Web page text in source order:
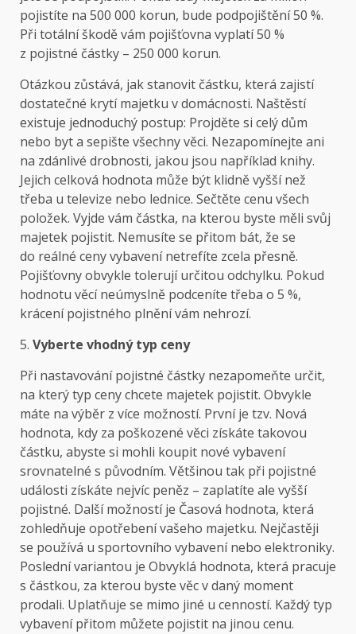
pojistíte na 500 000 korun, bude podpojištění 50 %.
Při totální škodě vám pojišťovna vyplatí 50 %
z pojistné částky – 250 000 korun.
Otázkou zůstává, jak stanovit částku, která zajistí
dostatečné krytí majetku v domácnosti. Naštěstí
existuje jednoduchý postup: Projděte si celý dům
nebo byt a sepište všechny věci. Nezapomínejte ani
na zdánlivé drobnosti, jakou jsou například knihy.
Jejich celková hodnota může být klidně vyšší než
třeba u televize nebo lednice. Sečtěte cenu všech
položek. Vyjde vám částka, na kterou byste měli svůj
majetek pojistit. Nemusíte se přitom bát, že se
do reálné ceny vybavení netrefíte zcela přesně.
Pojišťovny obvykle tolerují určitou odchylku. Pokud
hodnotu věcí neúmyslně podceníte třeba o 5 %,
krácení pojistného plnění vám nehrozí.
5. Vyberte vhodný typ ceny
Při nastavování pojistné částky nezapomeňte určit,
na který typ ceny chcete majetek pojistit. Obvykle
máte na výběr z více možností. První je tzv. Nová
hodnota, kdy za poškozené věci získáte takovou
částku, abyste si mohli koupit nové vybavení
srovnatelné s původním. Většinou tak při pojistné
události získáte nejvíc peněz – zaplatíte ale vyšší
pojistné. Další možností je Časová hodnota, která
zohledňuje opotřebení vašeho majetku. Nejčastěji
se používá u sportovního vybavení nebo elektroniky.
Poslední variantou je Obvyklá hodnota, která pracuje
s částkou, za kterou byste věc v daný moment
prodali. Uplatňuje se mimo jiné u cenností. Každý typ
vybavení přitom můžete pojistit na jinou cenu.